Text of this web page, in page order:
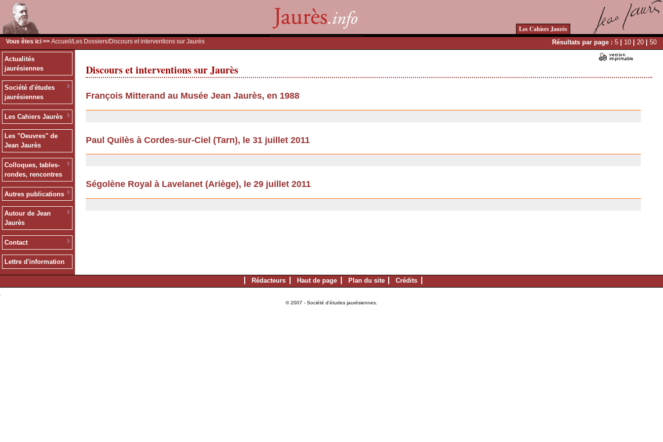
Les Cahiers Jaurès
Vous êtes ici >> Accueil /Les Dossiers/Discours et interventions sur Jaurès Résultats par page : 5 | 10 | 20 | 50
Actualités
jaurésiennes
Société d'études
jaurésiennes
Les Cahiers Jaurès
Les "Oeuvres" de
Jean Jaurès
Colloques, tables-
rondes, rencontres
Autres publications
Autour de Jean
Jaurès
Contact
Lettre d'information
Discours et interventions sur Jaurès
François Mitterand au Musée Jean Jaurès, en 1988
Paul Quilès à Cordes-sur-Ciel (Tarn), le 31 juillet 2011
Ségolène Royal à Lavelanet (Ariège), le 29 juillet 2011
Rédacteurs Haut de page Plan du site Crédits
© 2007 - Société d'études jaurésiennes.